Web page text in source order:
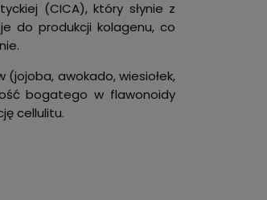
(CICA), który słynie z
do produkcji kolagenu, co
awokado, wiesiołek,
bogatego w flawonoidy
cellulitu.